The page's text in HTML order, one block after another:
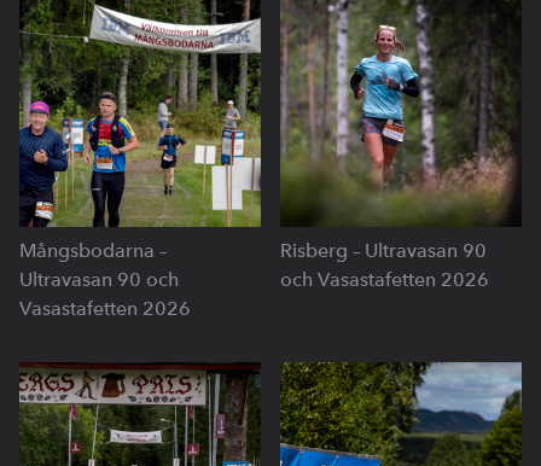
Mångsbodarna –
Ultravasan 90 och
Vasastafetten 2026
Risberg – Ultravasan 90
och Vasastafetten 2026